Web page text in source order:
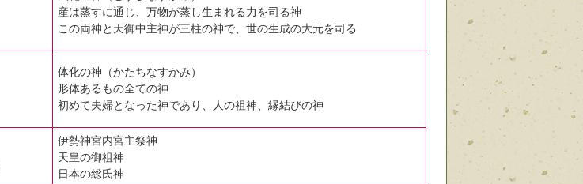
産は蒸すに通じ、万物が蒸し生まれる力を司る神
この両神と天御中主神が三柱の神で、世の生成の大元を司る
体化の神（かたちなすかみ）
形体あるもの全ての神
初めて夫婦となった神であり、人の祖神、縁結びの神
伊勢神宮内宮主祭神
天皇の御祖神
日本の総氏神